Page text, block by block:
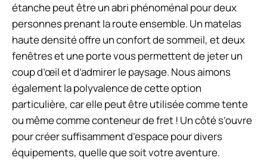
étanche peut être un abri phénoménal pour deux
personnes prenant la route ensemble. Un matelas
haute densité offre un confort de sommeil, et deux
fenêtres et une porte vous permettent de jeter un
coup d’œil et d’admirer le paysage. Nous aimons
également la polyvalence de cette option
particulière, car elle peut être utilisée comme tente
ou même comme conteneur de fret ! Un côté s’ouvre
pour créer suffisamment d’espace pour divers
équipements, quelle que soit votre aventure.